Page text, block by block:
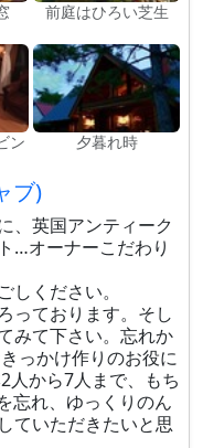
前庭はひろい芝生
ン
夕暮れ時
ブ)
、英国アンティーク
…オーナーこだわり
ください。
っております。そし
みて下さい。忘れか
っかけ作りのお役に
人から7人まで、もち
忘れ、ゆっくりのん
ていただきたいと思